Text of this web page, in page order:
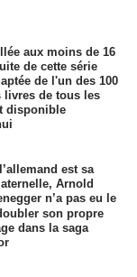
aux moins de 16
de cette série
de l'un des 100
livres de tous les
disponible
est sa
Arnold
n’a pas eu le
son propre
dans la saga